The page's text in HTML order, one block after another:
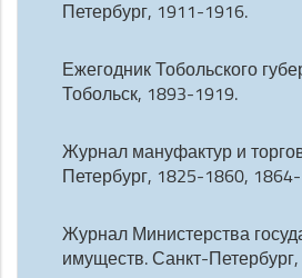
Петербург, 1911-1916.
Ежегодник Тобольского
Тобольск, 1893-1919.
Журнал мануфактур и
Петербург, 1825-1860,
Журнал Министерства
имуществ. Санкт-